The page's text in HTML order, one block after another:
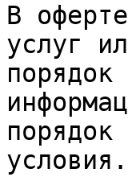
В
услуг
условия.